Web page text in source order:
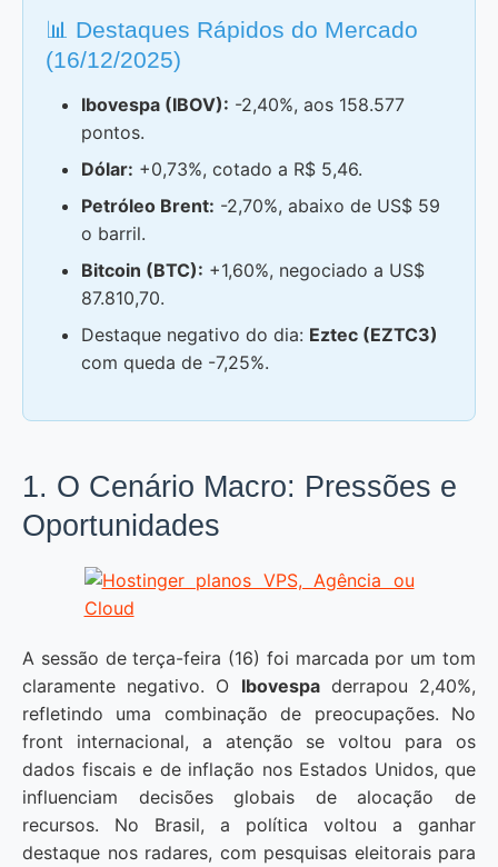
📊 Destaques Rápidos do Mercado
(16/12/2025)
Ibovespa (IBOV): -2,40%, aos 158.577
pontos.
Dólar: +0,73%, cotado a R$ 5,46.
Petróleo Brent: -2,70%, abaixo de US$ 59
o barril.
Bitcoin (BTC): +1,60%, negociado a US$
87.810,70.
Destaque negativo do dia: Eztec (EZTC3)
com queda de -7,25%.
1. O Cenário Macro: Pressões e
Oportunidades
A sessão de terça-feira (16) foi marcada por um tom
claramente negativo. O Ibovespaderrapou 2,40%,
refletindo uma combinação de preocupações. No
front internacional, a atenção se voltou para os
dados fiscais e de inflação nos Estados Unidos, que
influenciam decisões globais de alocação de
recursos. No Brasil, a política voltou a ganhar
destaque nos radares, com pesquisas eleitorais para